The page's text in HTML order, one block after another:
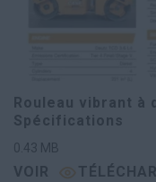
Rouleau vibrant à
Spécifications
0.43 MB
VOIR